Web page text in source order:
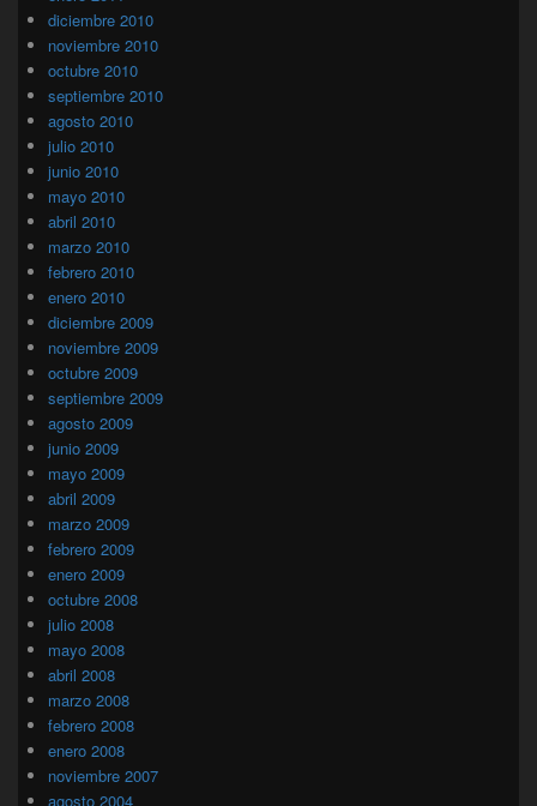
diciembre 2010
noviembre 2010
octubre 2010
septiembre 2010
agosto 2010
julio 2010
junio 2010
mayo 2010
abril 2010
marzo 2010
febrero 2010
enero 2010
diciembre 2009
noviembre 2009
octubre 2009
septiembre 2009
agosto 2009
junio 2009
mayo 2009
abril 2009
marzo 2009
febrero 2009
enero 2009
octubre 2008
julio 2008
mayo 2008
abril 2008
marzo 2008
febrero 2008
enero 2008
noviembre 2007
agosto 2004